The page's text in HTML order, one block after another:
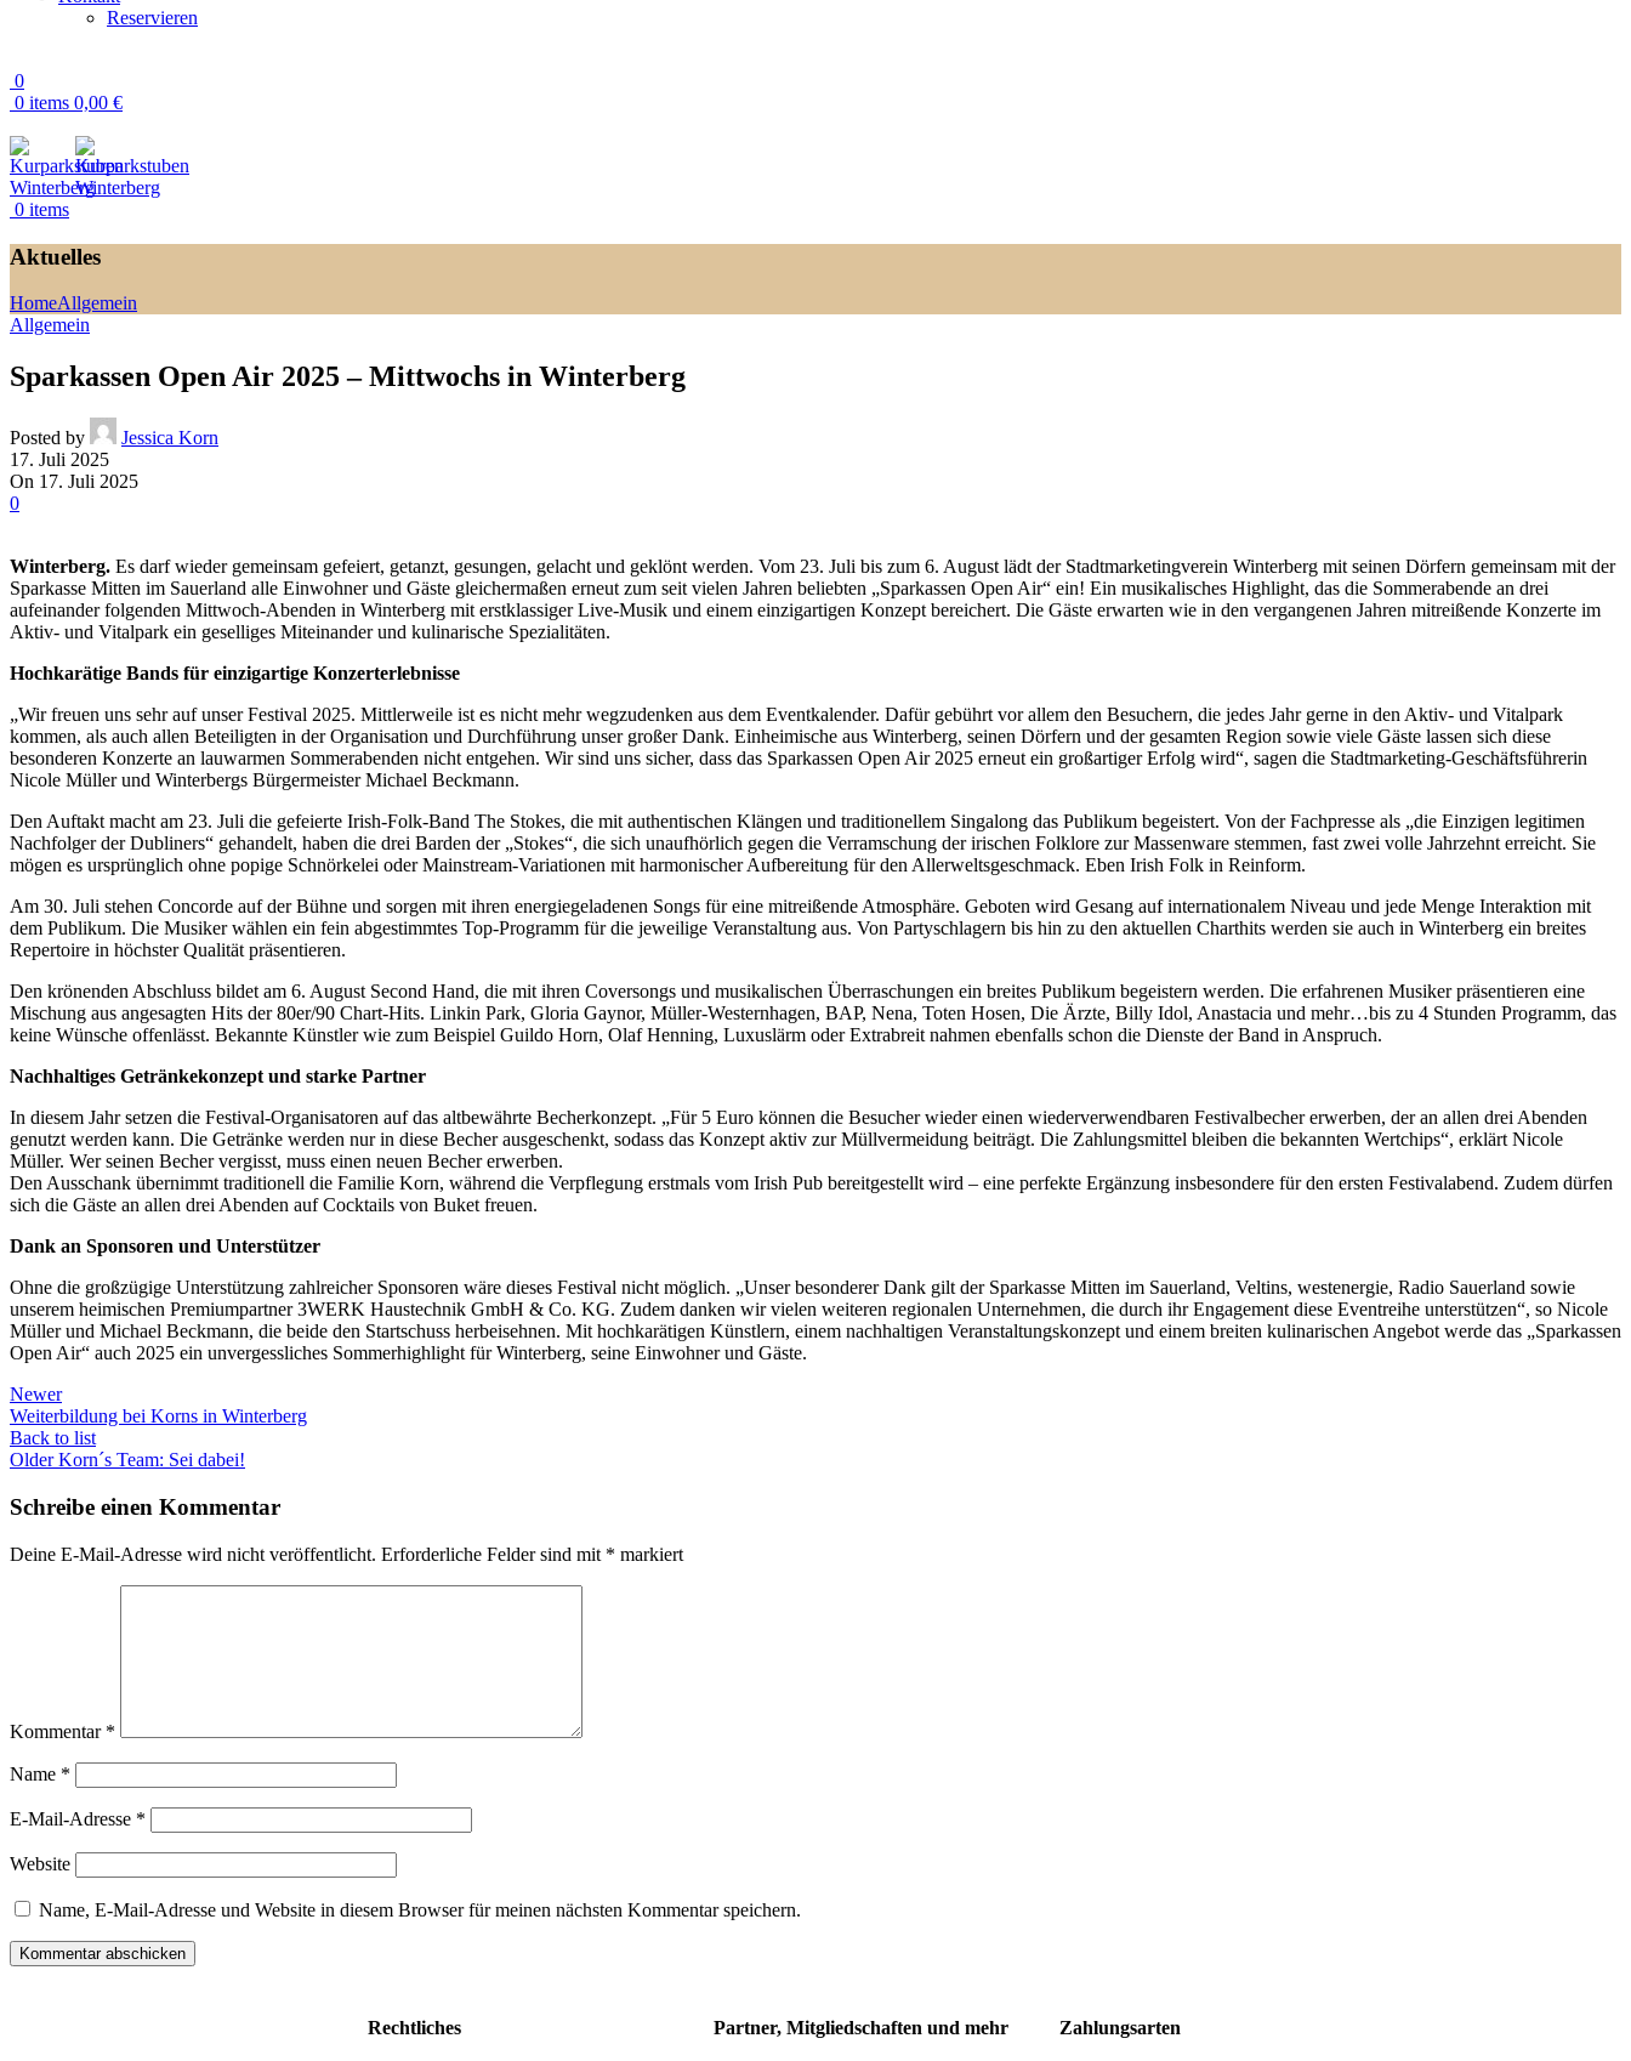
Reservieren
0
0 items 0,00 €
0 items
Aktuelles
HomeAllgemein
Allgemein
Sparkassen Open Air 2025 – Mittwochs in Winterberg
Posted by
Jessica Korn
17. Juli 2025
On 17. Juli 2025
0
Winterberg. Es darf wieder gemeinsam gefeiert, getanzt, gesungen, gelacht und geklönt werden. Vom 23. Juli bis zum 6. August lädt der Stadtmarketingverein Winterberg mit seinen Dörfern gemeinsam mit der
Sparkasse Mitten im Sauerland alle Einwohner und Gäste gleichermaßen erneut zum seit vielen Jahren beliebten „Sparkassen Open Air“ ein! Ein musikalisches Highlight, das die Sommerabende an drei
aufeinander folgenden Mittwoch-Abenden in Winterberg mit erstklassiger Live-Musik und einem einzigartigen Konzept bereichert. Die Gäste erwarten wie in den vergangenen Jahren mitreißende Konzerte im
Aktiv- und Vitalpark ein geselliges Miteinander und kulinarische Spezialitäten.
Hochkarätige Bands für einzigartige Konzerterlebnisse
„Wir freuen uns sehr auf unser Festival 2025. Mittlerweile ist es nicht mehr wegzudenken aus dem Eventkalender. Dafür gebührt vor allem den Besuchern, die jedes Jahr gerne in den Aktiv- und Vitalpark
kommen, als auch allen Beteiligten in der Organisation und Durchführung unser großer Dank. Einheimische aus Winterberg, seinen Dörfern und der gesamten Region sowie viele Gäste lassen sich diese
besonderen Konzerte an lauwarmen Sommerabenden nicht entgehen. Wir sind uns sicher, dass das Sparkassen Open Air 2025 erneut ein großartiger Erfolg wird“, sagen die Stadtmarketing-Geschäftsführerin
Nicole Müller und Winterbergs Bürgermeister Michael Beckmann.
Den Auftakt macht am 23. Juli die gefeierte Irish-Folk-Band The Stokes, die mit authentischen Klängen und traditionellem Singalong das Publikum begeistert. Von der Fachpresse als „die Einzigen legitimen
Nachfolger der Dubliners“ gehandelt, haben die drei Barden der „Stokes“, die sich unaufhörlich gegen die Verramschung der irischen Folklore zur Massenware stemmen, fast zwei volle Jahrzehnt erreicht. Sie
mögen es ursprünglich ohne popige Schnörkelei oder Mainstream-Variationen mit harmonischer Aufbereitung für den Allerweltsgeschmack. Eben Irish Folk in Reinform.
Am 30. Juli stehen Concorde auf der Bühne und sorgen mit ihren energiegeladenen Songs für eine mitreißende Atmosphäre. Geboten wird Gesang auf internationalem Niveau und jede Menge Interaktion mit
dem Publikum. Die Musiker wählen ein fein abgestimmtes Top-Programm für die jeweilige Veranstaltung aus. Von Partyschlagern bis hin zu den aktuellen Charthits werden sie auch in Winterberg ein breites
Repertoire in höchster Qualität präsentieren.
Den krönenden Abschluss bildet am 6. August Second Hand, die mit ihren Coversongs und musikalischen Überraschungen ein breites Publikum begeistern werden. Die erfahrenen Musiker präsentieren eine
Mischung aus angesagten Hits der 80er/90 Chart-Hits. Linkin Park, Gloria Gaynor, Müller-Westernhagen, BAP, Nena, Toten Hosen, Die Ärzte, Billy Idol, Anastacia und mehr…bis zu 4 Stunden Programm, das
keine Wünsche offenlässt. Bekannte Künstler wie zum Beispiel Guildo Horn, Olaf Henning, Luxuslärm oder Extrabreit nahmen ebenfalls schon die Dienste der Band in Anspruch.
Nachhaltiges Getränkekonzept und starke Partner
In diesem Jahr setzen die Festival-Organisatoren auf das altbewährte Becherkonzept. „Für 5 Euro können die Besucher wieder einen wiederverwendbaren Festivalbecher erwerben, der an allen drei Abenden
genutzt werden kann. Die Getränke werden nur in diese Becher ausgeschenkt, sodass das Konzept aktiv zur Müllvermeidung beiträgt. Die Zahlungsmittel bleiben die bekannten Wertchips“, erklärt Nicole
Müller. Wer seinen Becher vergisst, muss einen neuen Becher erwerben.
Den Ausschank übernimmt traditionell die Familie Korn, während die Verpflegung erstmals vom Irish Pub bereitgestellt wird – eine perfekte Ergänzung insbesondere für den ersten Festivalabend. Zudem dürfen
sich die Gäste an allen drei Abenden auf Cocktails von Buket freuen.
Dank an Sponsoren und Unterstützer
Ohne die großzügige Unterstützung zahlreicher Sponsoren wäre dieses Festival nicht möglich. „Unser besonderer Dank gilt der Sparkasse Mitten im Sauerland, Veltins, westenergie, Radio Sauerland sowie
unserem heimischen Premiumpartner 3WERK Haustechnik GmbH & Co. KG. Zudem danken wir vielen weiteren regionalen Unternehmen, die durch ihr Engagement diese Eventreihe unterstützen“, so Nicole
Müller und Michael Beckmann, die beide den Startschuss herbeisehnen. Mit hochkarätigen Künstlern, einem nachhaltigen Veranstaltungskonzept und einem breiten kulinarischen Angebot werde das „Sparkassen
Open Air“ auch 2025 ein unvergessliches Sommerhighlight für Winterberg, seine Einwohner und Gäste.
Newer
Weiterbildung bei Korns in Winterberg
Back to list
Older Korn´s Team: Sei dabei!
Schreibe einen Kommentar
Deine E-Mail-Adresse wird nicht veröffentlicht. Erforderliche Felder sind mit * markiert
Kommentar *
Name *
E-Mail-Adresse *
Website
Name, E-Mail-Adresse und Website in diesem Browser für meinen nächsten Kommentar speichern.
Rechtliches Partner, Mitgliedschaften und mehr Zahlungsarten